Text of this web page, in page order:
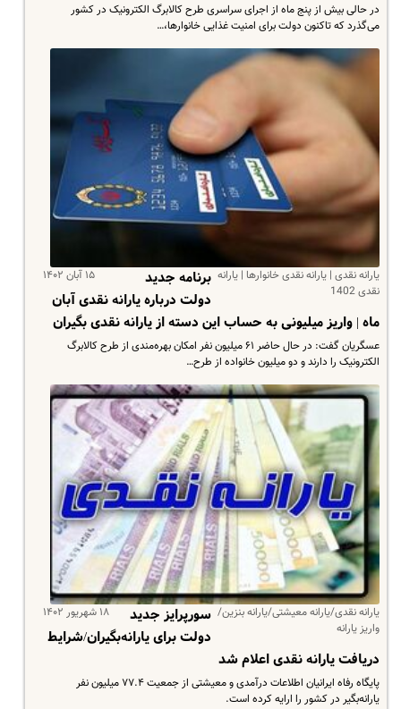
در حالی بیش از پنج ماه از اجرای سراسری طرح کالابرگ الکترونیک در کشور
می‌گذرد که تاکنون دولت برای امنیت غذایی خانوارها،…
یارانه نقدی | یارانه نقدی خانوارها | یارانه
نقدی 1402
۱۵ آبان ۱۴۰۲
برنامه جدید
دولت درباره یارانه نقدی آبان
ماه | واریز میلیونی به حساب این دسته از یارانه نقدی بگیران
عسگریان گفت: در حال حاضر ۶۱ میلیون نفر امکان بهره‌مندی از طرح کالابرگ
الکترونیک را دارند و دو میلیون خانواده از طرح…
یارانه نقدی/یارانه معیشتی/یارانه بنزین/
واریز یارانه
۱۸ شهریور ۱۴۰۲
سورپرایز جدید
دولت برای یارانه‌بگیران/شرایط
دریافت یارانه نقدی اعلام شد
پایگاه رفاه ایرانیان اطلاعات درآمدی و معیشتی از جمعیت ۷۷.۴ میلیون نفر
یارانه‌بگیر در کشور را ارایه کرده است.